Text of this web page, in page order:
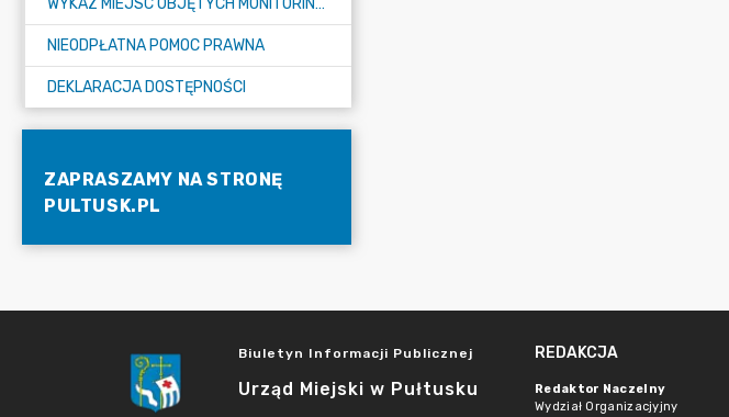
WYKAZ MIEJSC OBJĘTYCH MONITORINGIEM
NIEODPŁATNA POMOC PRAWNA
DEKLARACJA DOSTĘPNOŚCI
ZAPRASZAMY NA STRONĘ
PULTUSK.PL
Biuletyn Informacji Publicznej
Urząd Miejski w Pułtusku
REDAKCJA
Redaktor Naczelny
Wydział Organizacjyjny